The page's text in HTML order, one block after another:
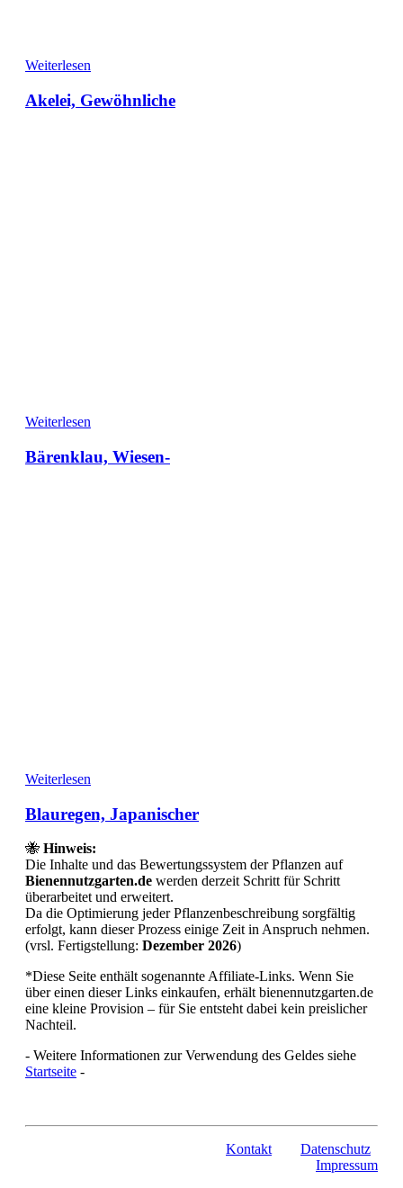
Weiterlesen
Akelei, Gewöhnliche
Weiterlesen
Bärenklau, Wiesen-
Weiterlesen
Blauregen, Japanischer
🐝 Hinweis:
Die Inhalte und das Bewertungssystem der Pflanzen auf
Bienennutzgarten.de werden derzeit Schritt für Schritt
überarbeitet und erweitert.
Da die Optimierung jeder Pflanzenbeschreibung sorgfältig
erfolgt, kann dieser Prozess einige Zeit in Anspruch nehmen.
(vrsl. Fertigstellung: Dezember 2026)
*Diese Seite enthält sogenannte Affiliate-Links. Wenn Sie
über einen dieser Links einkaufen, erhält bienennutzgarten.de
eine kleine Provision – für Sie entsteht dabei kein preislicher
Nachteil.
- Weitere Informationen zur Verwendung des Geldes siehe
Startseite -
Kontakt
Datenschutz
Impressum